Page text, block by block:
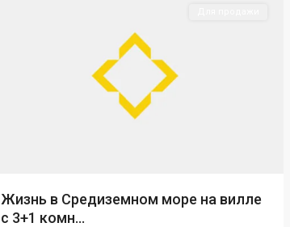
Жизнь в Средиземном море на вилле
с 3+1 комн...